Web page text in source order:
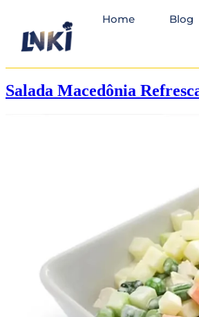
Home Blog
Salada Macedônia